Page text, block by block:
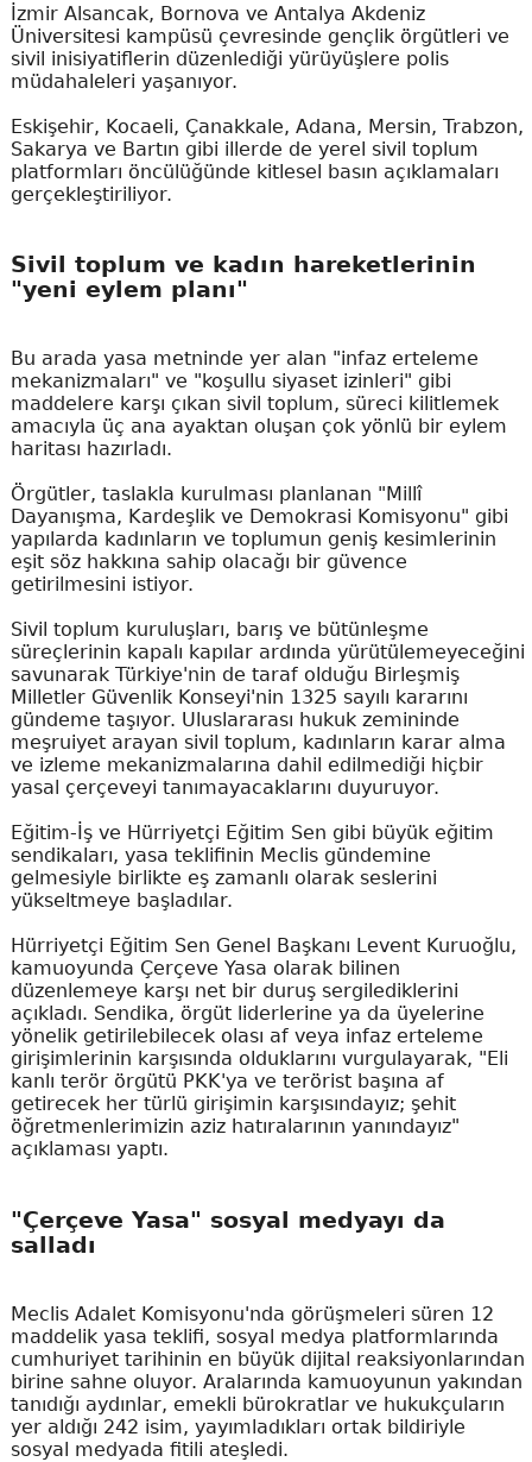
İzmir Alsancak, Bornova ve Antalya Akdeniz
Üniversitesi kampüsü çevresinde gençlik örgütleri ve
sivil inisiyatiflerin düzenlediği yürüyüşlere polis
müdahaleleri yaşanıyor.
Eskişehir, Kocaeli, Çanakkale, Adana, Mersin, Trabzon,
Sakarya ve Bartın gibi illerde de yerel sivil toplum
platformları öncülüğünde kitlesel basın açıklamaları
gerçekleştiriliyor.
Sivil toplum ve kadın hareketlerinin
"yeni eylem planı"
Bu arada yasa metninde yer alan "infaz erteleme
mekanizmaları" ve "koşullu siyaset izinleri" gibi
maddelere karşı çıkan sivil toplum, süreci kilitlemek
amacıyla üç ana ayaktan oluşan çok yönlü bir eylem
haritası hazırladı.
Örgütler, taslakla kurulması planlanan "Millî
Dayanışma, Kardeşlik ve Demokrasi Komisyonu" gibi
yapılarda kadınların ve toplumun geniş kesimlerinin
eşit söz hakkına sahip olacağı bir güvence
getirilmesini istiyor.
Sivil toplum kuruluşları, barış ve bütünleşme
süreçlerinin kapalı kapılar ardında yürütülemeyeceğini
savunarak Türkiye'nin de taraf olduğu Birleşmiş
Milletler Güvenlik Konseyi'nin 1325 sayılı kararını
gündeme taşıyor. Uluslararası hukuk zemininde
meşruiyet arayan sivil toplum, kadınların karar alma
ve izleme mekanizmalarına dahil edilmediği hiçbir
yasal çerçeveyi tanımayacaklarını duyuruyor.
Eğitim-İş ve Hürriyetçi Eğitim Sen gibi büyük eğitim
sendikaları, yasa teklifinin Meclis gündemine
gelmesiyle birlikte eş zamanlı olarak seslerini
yükseltmeye başladılar.
Hürriyetçi Eğitim Sen Genel Başkanı Levent Kuruoğlu,
kamuoyunda Çerçeve Yasa olarak bilinen
düzenlemeye karşı net bir duruş sergilediklerini
açıkladı. Sendika, örgüt liderlerine ya da üyelerine
yönelik getirilebilecek olası af veya infaz erteleme
girişimlerinin karşısında olduklarını vurgulayarak, "Eli
kanlı terör örgütü PKK'ya ve terörist başına af
getirecek her türlü girişimin karşısındayız; şehit
öğretmenlerimizin aziz hatıralarının yanındayız"
açıklaması yaptı.
"Çerçeve Yasa" sosyal medyayı da
salladı
Meclis Adalet Komisyonu'nda görüşmeleri süren 12
maddelik yasa teklifi, sosyal medya platformlarında
cumhuriyet tarihinin en büyük dijital reaksiyonlarından
birine sahne oluyor. Aralarında kamuoyunun yakından
tanıdığı aydınlar, emekli bürokratlar ve hukukçuların
yer aldığı 242 isim, yayımladıkları ortak bildiriyle
sosyal medyada fitili ateşledi.